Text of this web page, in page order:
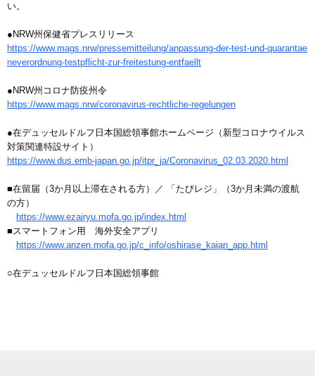
い。
●NRW州保健省プレスリリース
https://www.mags.nrw/pressemitteilung/anpassung-der-test-und-quarantae
neverordnung-testpflicht-zur-freitestung-entfaellt
●NRW州コロナ防疫州令
https://www.mags.nrw/coronavirus-rechtliche-regelungen
●在デュッセルドルフ日本国総領事館ホームページ（新型コロナウイルス
対策関連特設サイト）
https://www.dus.emb-japan.go.jp/itpr_ja/Coronavirus_02.03.2020.html
■在留届（3か月以上滞在される方）／ 「たびレジ」（3か月未満の渡航
の方）
https://www.ezairyu.mofa.go.jp/index.html
■スマートフォン用 海外安全アプリ
https://www.anzen.mofa.go.jp/c_info/oshirase_kaian_app.html
○在デュッセルドルフ日本国総領事館